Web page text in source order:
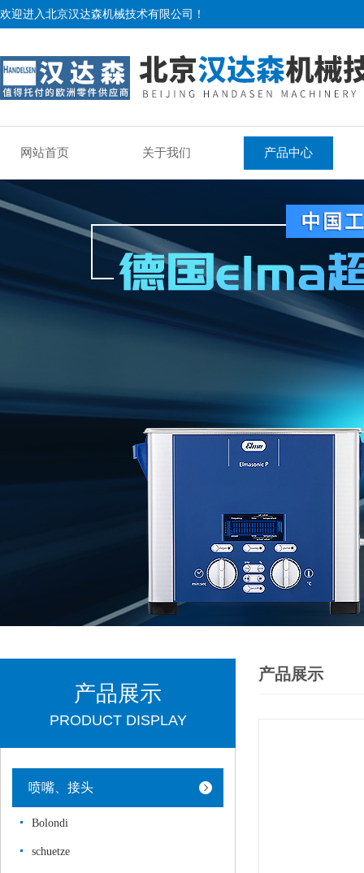
欢迎进入北京汉达森机械技术有限公司！
网站首页 关于我们 产品中心
产品展示
PRODUCT DISPLAY
喷嘴、接头
Bolondi
schuetze
产品展示